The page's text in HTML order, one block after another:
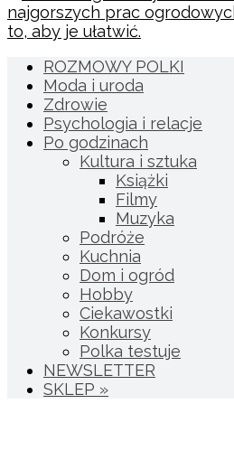
ROZMOWY POLKI
Moda i uroda
Zdrowie
Psychologia i relacje
Po godzinach
Kultura i sztuka
Książki
Filmy
Muzyka
Podróże
Kuchnia
Dom i ogród
Hobby
Ciekawostki
Konkursy
Polka testuje
NEWSLETTER
SKLEP »